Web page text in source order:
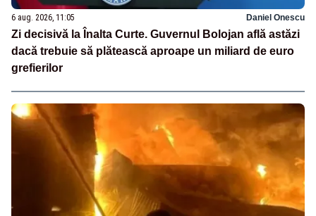
6 aug. 2026, 11:05 Daniel Onescu
Zi decisivă la Înalta Curte. Guvernul Bolojan află astăzi
dacă trebuie să plătească aproape un miliard de euro
grefierilor